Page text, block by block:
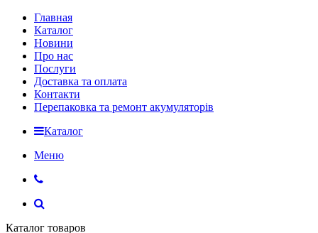
Главная
Каталог
Новини
Про нас
Послуги
Доставка та оплата
Контакти
Перепаковка та ремонт акумуляторів
Каталог
Меню
Каталог товаров